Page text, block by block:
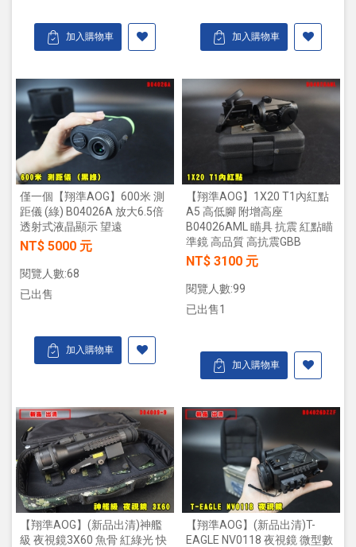
加入購物車 加入購物車
僅一個【翔準AOG】600米 測
距儀 (綠) B04026A 放大6.5倍
透射式液晶顯示 望遠
NT$ 5000 元
閱覽人數:68
已出售
加入購物車
【翔準AOG】1X20 T1內紅點
A5 高低腳 附增高座
B04026AML 瞄具 抗震 紅點瞄
準鏡 高品質 高抗震GBB
NT$ 3100 元
閱覽人數:99
已出售1
加入購物車
【翔準AOG】(新品出清)神艦
級 夜視鏡3X60 魚骨 紅綠光 快
【翔準AOG】(新品出清)T-
EAGLE NV0118 夜視鏡 微型數